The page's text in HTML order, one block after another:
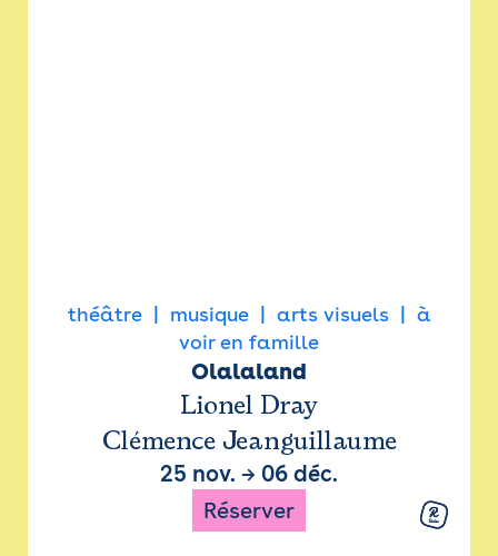
théâtre musique arts visuels
à
voir en famille
Olalaland
Lionel Dray
Clémence Jeanguillaume
25 nov. → 06 déc.
Réserver